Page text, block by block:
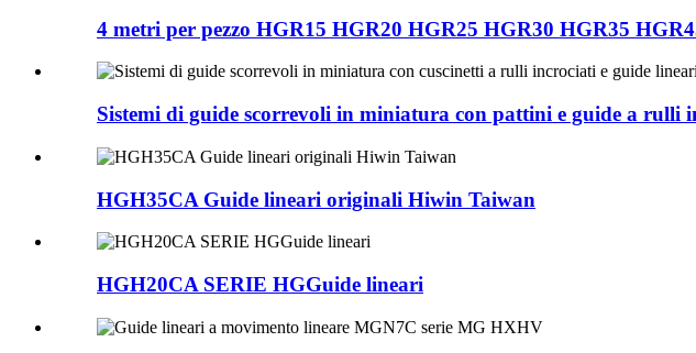
4 metri per pezzo HGR15 HGR20 HGR25 HGR30 HGR35
Sistemi di guide scorrevoli in miniatura con pattini e guide a rulli
HGH35CA Guide lineari originali Hiwin Taiwan
HGH20CA SERIE HGGuide lineari